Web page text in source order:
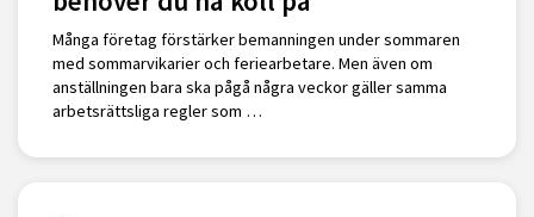
Många företag förstärker bemanningen under sommaren
med sommarvikarier och feriearbetare. Men även om
anställningen bara ska pågå några veckor gäller samma
arbetsrättsliga regler som …